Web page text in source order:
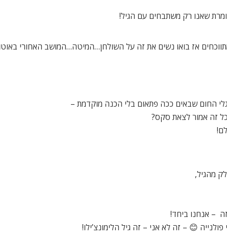
שאנו רק משתבחים עם הגיל!
אז בואו נשים את זה על השולחן…המיטה…המושב האחורי באוטו (
גלי החום שבאים ככה פתאום בלי הכנה מוקדמת –
זה אמור לצאת סקס?
מהגיל,
– אנחנו ביחד!
😊 – זה לא אני – זה גיל הלימונצ’ילו!